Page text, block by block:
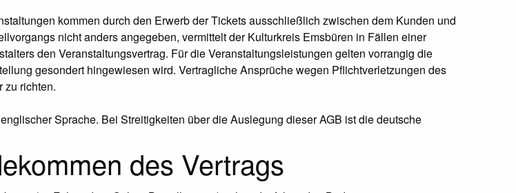
kommen durch den Erwerb der Tickets ausschließlich zwischen dem Kunden und
nicht anders angegeben, vermittelt der Kulturkreis Emsbüren in Fällen einer
den Veranstaltungsvertrag. Für die Veranstaltungsleistungen gelten vorrangig die
gesondert hingewiesen wird. Vertragliche Ansprüche wegen Pflichtverletzungen des
zu richten.
Sprache. Bei Streitigkeiten über die Auslegung dieser AGB ist die deutsche
des Vertrags